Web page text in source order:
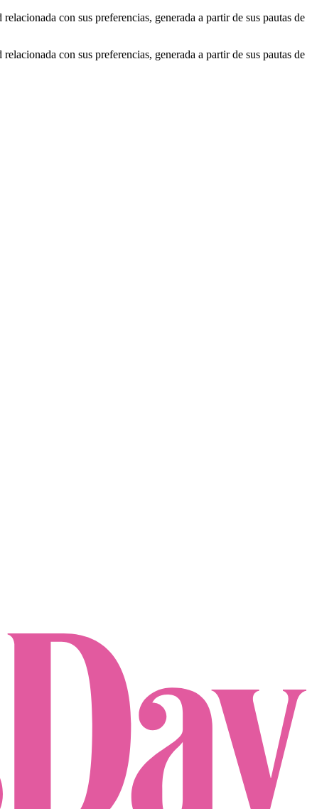
con sus preferencias, generada a partir de sus pautas de
con sus preferencias, generada a partir de sus pautas de